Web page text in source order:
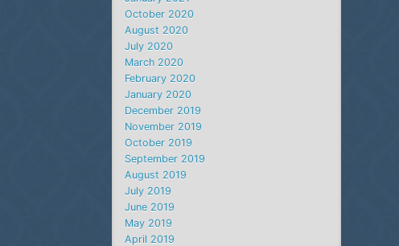
October 2020
August 2020
July 2020
March 2020
February 2020
January 2020
December 2019
November 2019
October 2019
September 2019
August 2019
July 2019
June 2019
May 2019
April 2019